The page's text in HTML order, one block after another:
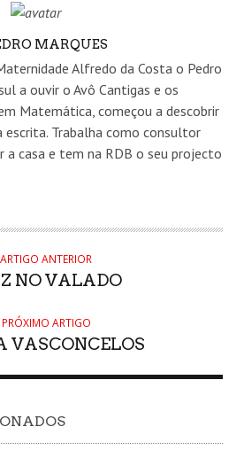
MARQUES
Alfredo da Costa o Pedro
a ouvir o Avô Cantigas e os
Matemática, começou a descobrir
escrita. Trabalha como consultor
a casa e tem na RDB o seu projecto
ARTIGO ANTERIOR
NO VALADO
PRÓXIMO ARTIGO
VASCONCELOS